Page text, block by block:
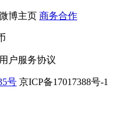
博主页 商务合作
用户服务协议
号 京ICP备17017388号-1